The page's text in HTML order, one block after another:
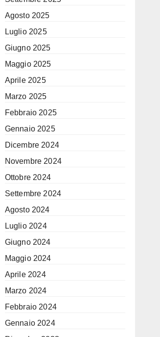
Agosto 2025
Luglio 2025
Giugno 2025
Maggio 2025
Aprile 2025
Marzo 2025
Febbraio 2025
Gennaio 2025
Dicembre 2024
Novembre 2024
Ottobre 2024
Settembre 2024
Agosto 2024
Luglio 2024
Giugno 2024
Maggio 2024
Aprile 2024
Marzo 2024
Febbraio 2024
Gennaio 2024